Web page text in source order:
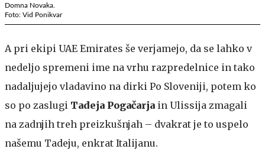
Domna Novaka.
Foto: Vid Ponikvar
A pri ekipi UAE Emirates še verjamejo, da se lahko v
nedeljo spremeni ime na vrhu razpredelnice in tako
nadaljujejo vladavino na dirki Po Sloveniji, potem ko
so po zaslugi Tadeja Pogačarja in Ulissija zmagali
na zadnjih treh preizkušnjah – dvakrat je to uspelo
našemu Tadeju, enkrat Italijanu.